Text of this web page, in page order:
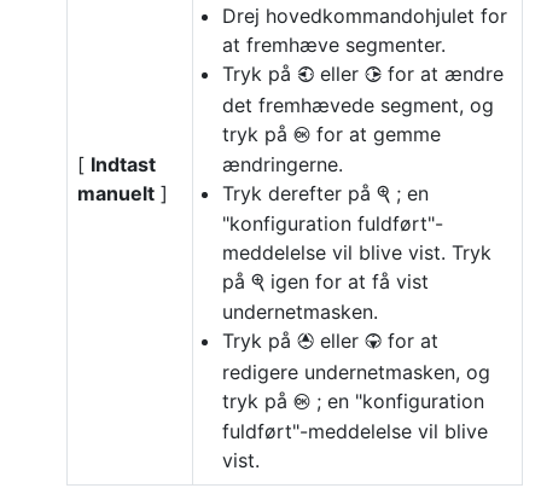
[ Indtast
manuelt ]
Drej hovedkommandohjulet for
at fremhæve segmenter.
Tryk på 4 eller 2 for at ændre
det fremhævede segment, og
tryk på J for at gemme
ændringerne.
Tryk derefter på X ; en
"konfiguration fuldført"-
meddelelse vil blive vist. Tryk
på X igen for at få vist
undernetmasken.
Tryk på 1 eller 3 for at
redigere undernetmasken, og
tryk på J ; en "konfiguration
fuldført"-meddelelse vil blive
vist.